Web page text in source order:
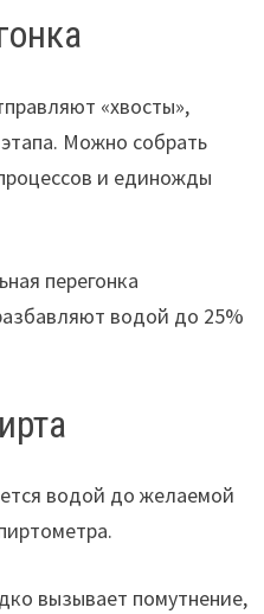
«хвосты»,
Можно собрать
и единожды
перегонка
водой до 25%
водой до желаемой
вызывает помутнение,